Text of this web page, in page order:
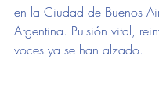
en la Ciudad de Buenos
Argentina. Pulsión vital,
voces ya se han alzado.